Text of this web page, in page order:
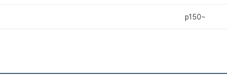
p150~